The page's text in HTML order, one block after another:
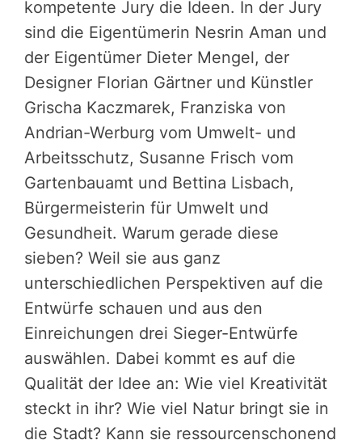
kompetente Jury die Ideen. In der Jury
sind die Eigentümerin Nesrin Aman und
der Eigentümer Dieter Mengel, der
Designer Florian Gärtner und Künstler
Grischa Kaczmarek, Franziska von
Andrian-Werburg vom Umwelt- und
Arbeitsschutz, Susanne Frisch vom
Gartenbauamt und Bettina Lisbach,
Bürgermeisterin für Umwelt und
Gesundheit. Warum gerade diese
sieben? Weil sie aus ganz
unterschiedlichen Perspektiven auf die
Entwürfe schauen und aus den
Einreichungen drei Sieger-Entwürfe
auswählen. Dabei kommt es auf die
Qualität der Idee an: Wie viel Kreativität
steckt in ihr? Wie viel Natur bringt sie in
die Stadt? Kann sie ressourcenschonend